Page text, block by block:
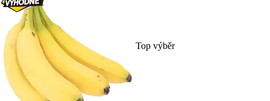
Top výběr